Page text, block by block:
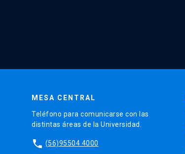
MESA CENTRAL
Teléfono para comunicarse con las
distintas áreas de la Universidad.
phone (56)95504 4000